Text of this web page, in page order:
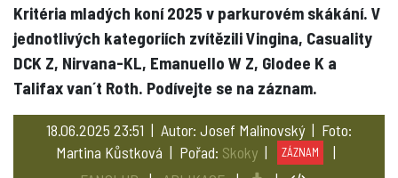
Kritéria mladých koní 2025 v parkurovém skákání. V
jednotlivých kategoriích zvítězili Vingina, Casuality
DCK Z, Nirvana-KL, Emanuello W Z, Glodee K a
Talifax van´t Roth. Podívejte se na záznam.
18.06.2025 23:51 | Autor: Josef Malinovský | Foto:
Martina Kůstková | Pořad: Skoky| ZÁZNAM
|